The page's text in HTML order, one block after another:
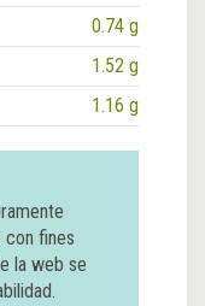
0.74 g
1.52 g
1.16 g
con fines
la web se